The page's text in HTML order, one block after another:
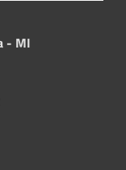
- MI